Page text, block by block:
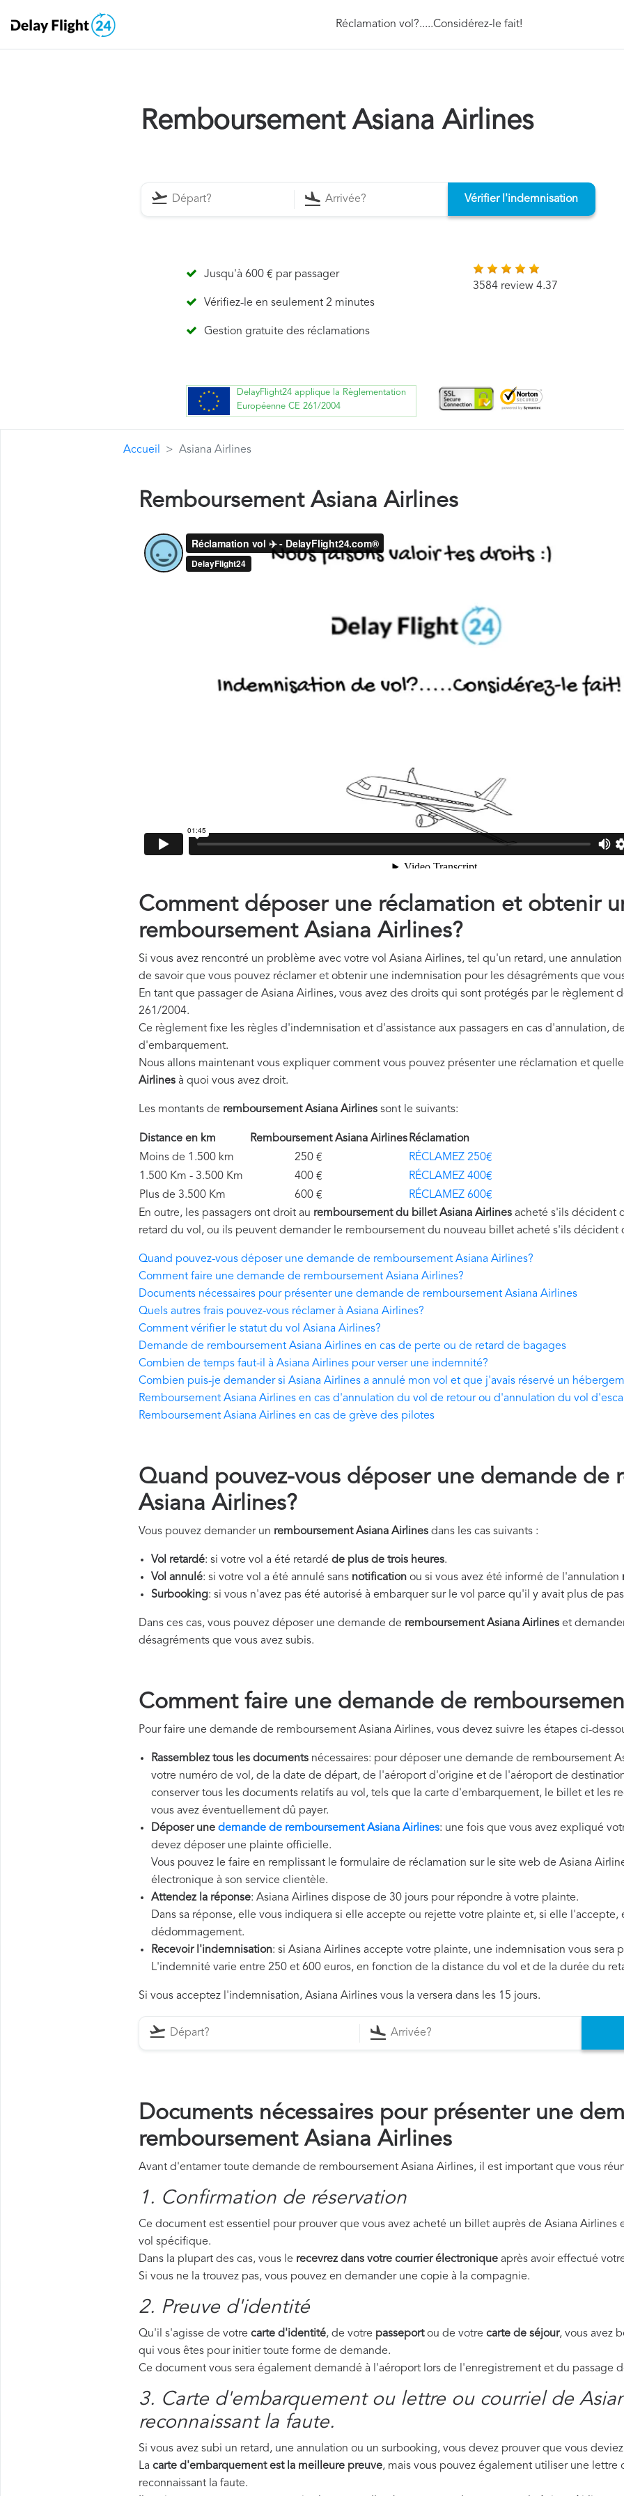
Réclamation vol?.....Considérez-le fait!
Remboursement Asiana Airlines
Vérifier l'indemnisation
Jusqu'à 600 € par passager
Vérifiez-le en seulement 2 minutes
Gestion gratuite des réclamations
3584 review 4.37
DelayFlight24 applique la Règlementation
Européenne CE 261/2004
Accueil Asiana Airlines
Remboursement Asiana Airlines
Comment déposer une réclamation et obtenir
remboursement Asiana Airlines?
Si vous avez rencontré un problème avec votre vol Asiana Airlines, tel qu'un retard, une
de savoir que vous pouvez réclamer et obtenir une indemnisation pour les désagréments que
En tant que passager de Asiana Airlines, vous avez des droits qui sont protégés par le règlement
261/2004.
Ce règlement fixe les règles d'indemnisation et d'assistance aux passagers en cas d'annulation,
d'embarquement.
Nous allons maintenant vous expliquer comment vous pouvez présenter une réclamation et
Airlines à quoi vous avez droit.
Les montants de remboursement Asiana Airlines sont le suivants:
Distance en km Remboursement Asiana Airlines Réclamation
Moins de 1.500 km
250 €
RÉCLAMEZ 250€
1.500 Km - 3.500 Km
400 €
RÉCLAMEZ 400€
Plus de 3.500 Km
600 €
RÉCLAMEZ 600€
En outre, les passagers ont droit au remboursement du billet Asiana Airlines acheté s'ils décident
retard du vol, ou ils peuvent demander le remboursement du nouveau billet acheté s'ils décident
Quand pouvez-vous déposer une demande de remboursement Asiana Airlines?
Comment faire une demande de remboursement Asiana Airlines?
Documents nécessaires pour présenter une demande de remboursement Asiana Airlines
Quels autres frais pouvez-vous réclamer à Asiana Airlines?
Comment vérifier le statut du vol Asiana Airlines?
Demande de remboursement Asiana Airlines en cas de perte ou de retard de bagages
Combien de temps faut-il à Asiana Airlines pour verser une indemnité?
Combien puis-je demander si Asiana Airlines a annulé mon vol et que j'avais réservé un
Remboursement Asiana Airlines en cas d'annulation du vol de retour ou d'annulation du vol
Remboursement Asiana Airlines en cas de grève des pilotes
Quand pouvez-vous déposer une demande de
Asiana Airlines?
Vous pouvez demander un remboursement Asiana Airlines dans les cas suivants :
Vol retardé: si votre vol a été retardé de plus de trois heures.
Vol annulé: si votre vol a été annulé sans notification ou si vous avez été informé de l'annulation
Surbooking: si vous n'avez pas été autorisé à embarquer sur le vol parce qu'il y avait plus de
Dans ces cas, vous pouvez déposer une demande de remboursement Asiana Airlines et
désagréments que vous avez subis.
Comment faire une demande de
Pour faire une demande de remboursement Asiana Airlines, vous devez suivre les étapes ci-
Rassemblez tous les documents nécessaires: pour déposer une demande de remboursement
votre numéro de vol, de la date de départ, de l'aéroport d'origine et de l'aéroport de
conserver tous les documents relatifs au vol, tels que la carte d'embarquement, le billet et les
vous avez éventuellement dû payer.
Déposer une demande de remboursement Asiana Airlines: une fois que vous avez expliqué
devez déposer une plainte officielle.
Vous pouvez le faire en remplissant le formulaire de réclamation sur le site web de Asiana
électronique à son service clientèle.
Attendez la réponse: Asiana Airlines dispose de 30 jours pour répondre à votre plainte.
Dans sa réponse, elle vous indiquera si elle accepte ou rejette votre plainte et, si elle l'accepte,
dédommagement.
Recevoir l'indemnisation: si Asiana Airlines accepte votre plainte, une indemnisation vous sera
L'indemnité varie entre 250 et 600 euros, en fonction de la distance du vol et de la durée du
Si vous acceptez l'indemnisation, Asiana Airlines vous la versera dans les 15 jours.
Documents nécessaires pour présenter une
remboursement Asiana Airlines
Avant d'entamer toute demande de remboursement Asiana Airlines, il est important que vous
1. Confirmation de réservation
Ce document est essentiel pour prouver que vous avez acheté un billet auprès de Asiana Airlines
vol spécifique.
Dans la plupart des cas, vous le recevrez dans votre courrier électronique après avoir effectué
Si vous ne la trouvez pas, vous pouvez en demander une copie à la compagnie.
2. Preuve d'identité
Qu'il s'agisse de votre carte d'identité, de votre passeportou de votre carte de séjour, vous avez
qui vous êtes pour initier toute forme de demande.
Ce document vous sera également demandé à l'aéroport lors de l'enregistrement et du passage
3. Carte d'embarquement ou lettre ou courriel de
reconnaissant la faute.
Si vous avez subi un retard, une annulation ou un surbooking, vous devez prouver que vous
La carte d'embarquement est la meilleure preuve, mais vous pouvez également utiliser une lettre
reconnaissant la faute.